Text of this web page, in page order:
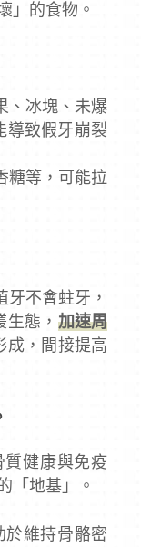
」的食物。
、冰塊、未爆
導致假牙崩裂
糖等，可能拉
牙不會蛀牙，
態， 加速周
成，間接提高
質健康與免疫
「地基」。
於維持骨骼密